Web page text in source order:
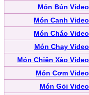
Món Bún Video
Món Canh Video
Món Cháo Video
Món Chay Video
Món Chiên Xào Video
Món Cơm Video
Món Gỏi Video